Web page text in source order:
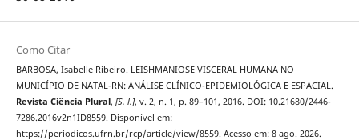
Como Citar
BARBOSA, Isabelle Ribeiro. LEISHMANIOSE VISCERAL HUMANA NO
MUNICÍPIO DE NATAL-RN: ANÁLISE CLÍNICO-EPIDEMIOLÓGICA E ESPACIAL.
Revista Ciência Plural, [S. l.], v. 2, n. 1, p. 89–101, 2016. DOI: 10.21680/2446-
7286.2016v2n1ID8559. Disponível em:
https://periodicos.ufrn.br/rcp/article/view/8559. Acesso em: 8 ago. 2026.